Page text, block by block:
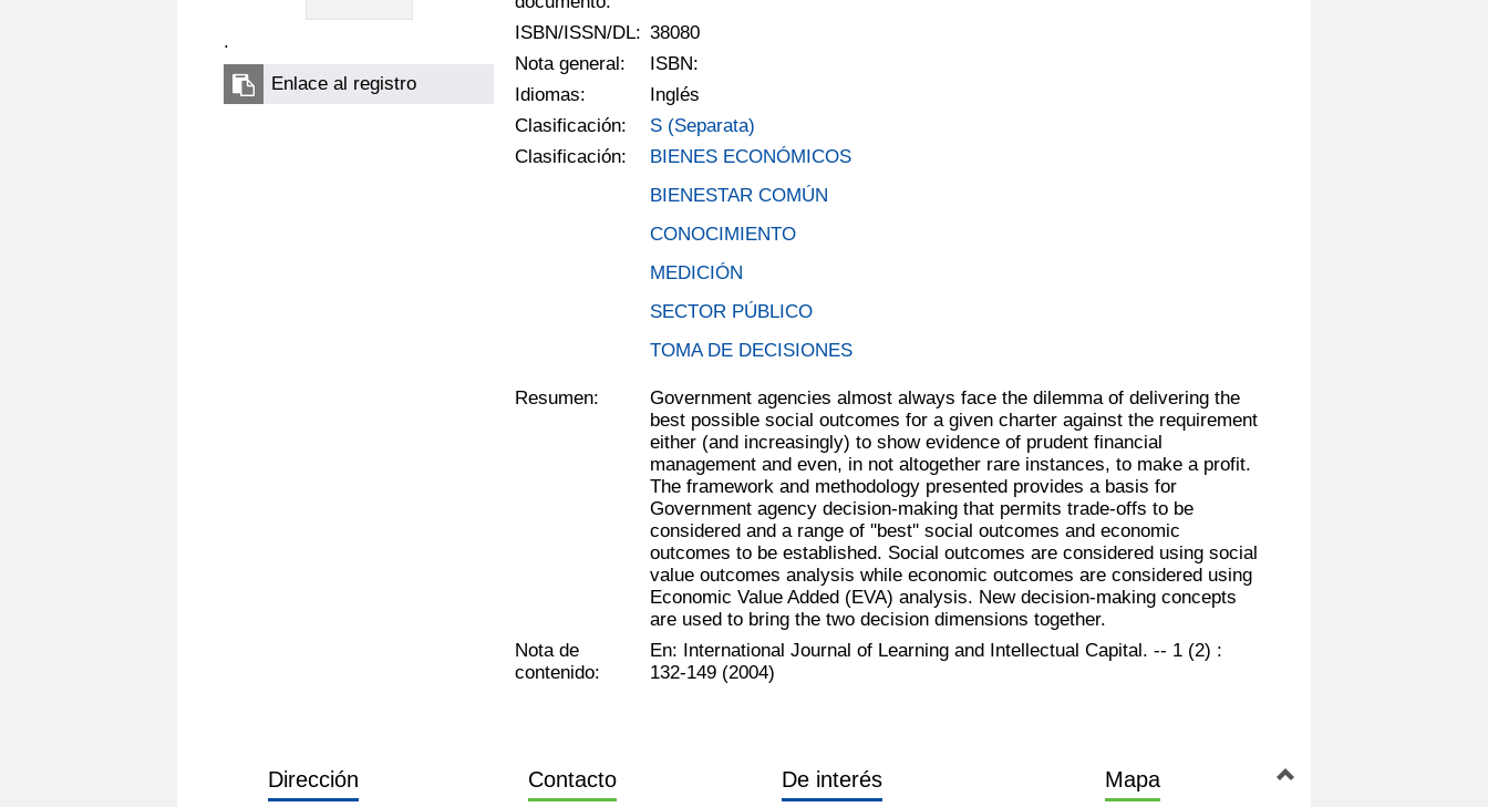
.
Enlace al registro
ISBN/ISSN/DL: 38080
Nota general:
ISBN:
Idiomas:
Inglés
Clasificación:
S (Separata)
Clasificación:
BIENES ECONÓMICOS
BIENESTAR COMÚN
CONOCIMIENTO
MEDICIÓN
SECTOR PÚBLICO
TOMA DE DECISIONES
Resumen:
Government agencies almost always face the dilemma of delivering the
best possible social outcomes for a given charter against the requirement
either (and increasingly) to show evidence of prudent financial
management and even, in not altogether rare instances, to make a profit.
The framework and methodology presented provides a basis for
Government agency decision-making that permits trade-offs to be
considered and a range of ''best'' social outcomes and economic
outcomes to be established. Social outcomes are considered using social
value outcomes analysis while economic outcomes are considered using
Economic Value Added (EVA) analysis. New decision-making concepts
are used to bring the two decision dimensions together.
Nota de
contenido:
En: International Journal of Learning and Intellectual Capital. -- 1 (2) :
132-149 (2004)
Dirección Contacto De interés Mapa